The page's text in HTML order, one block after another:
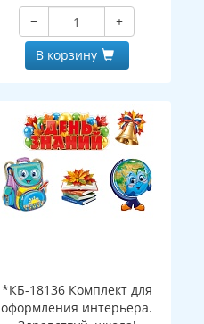
−
+
В корзину
*КБ-18136 Комплект для
оформления интерьера.